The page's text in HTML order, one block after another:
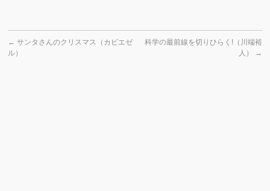
← サンタさんのクリスマス（カビエゼ
ル）
科学の最前線を切りひらく!（川端裕
人）
→